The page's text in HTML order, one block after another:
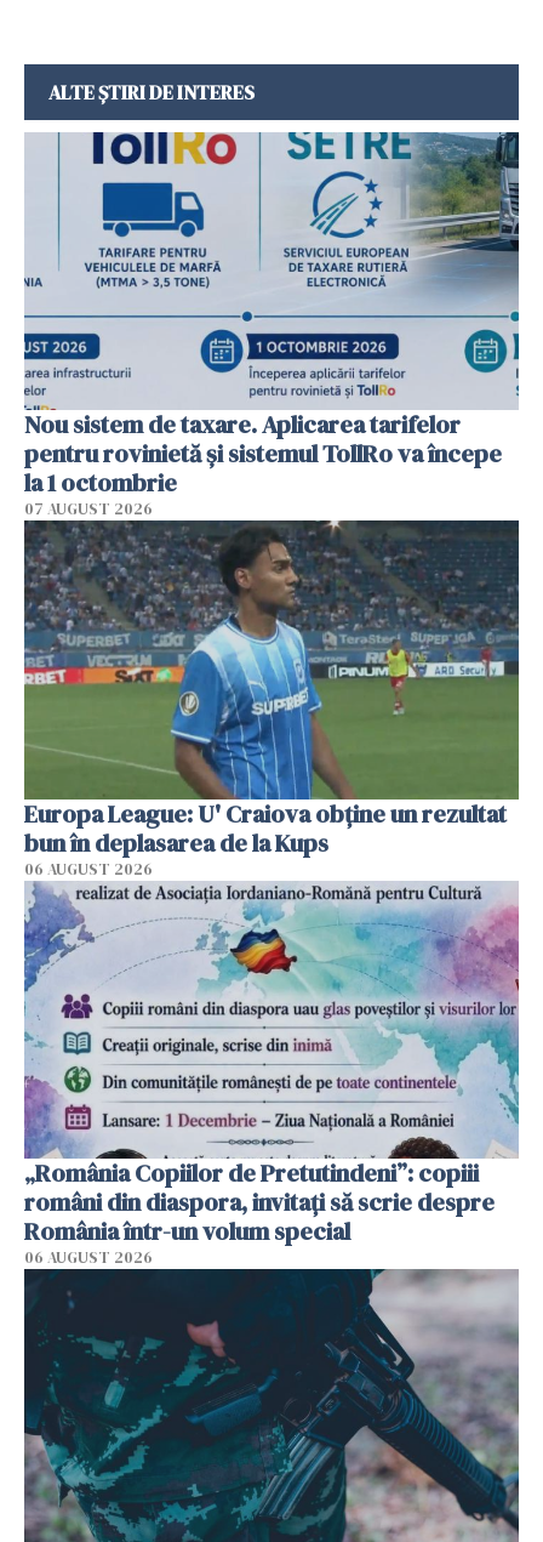
ALTE ȘTIRI DE INTERES
Nou sistem de taxare. Aplicarea tarifelor
pentru rovinietă şi sistemul TollRo va începe
la 1 octombrie
07 AUGUST 2026
Europa League: U' Craiova obține un rezultat
bun în deplasarea de la Kups
06 AUGUST 2026
„România Copiilor de Pretutindeni”: copiii
români din diaspora, invitați să scrie despre
România într-un volum special
06 AUGUST 2026